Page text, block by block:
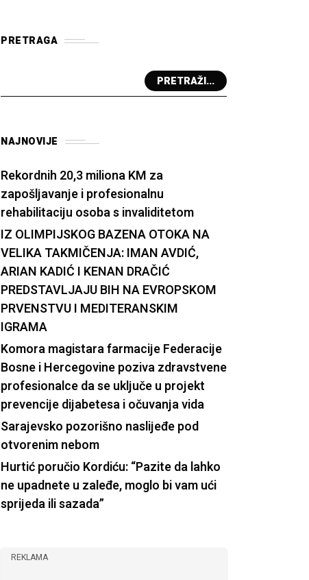
PRETRAGA
PRETRAŽI...
NAJNOVIJE
Rekordnih 20,3 miliona KM za
zapošljavanje i profesionalnu
rehabilitaciju osoba s invaliditetom
IZ OLIMPIJSKOG BAZENA OTOKA NA
VELIKA TAKMIČENJA: IMAN AVDIĆ,
ARIAN KADIĆ I KENAN DRAČIĆ
PREDSTAVLJAJU BIH NA EVROPSKOM
PRVENSTVU I MEDITERANSKIM
IGRAMA
Komora magistara farmacije Federacije
Bosne i Hercegovine poziva zdravstvene
profesionalce da se uključe u projekt
prevencije dijabetesa i očuvanja vida
Sarajevsko pozorišno naslijeđe pod
otvorenim nebom
Hurtić poručio Kordiću: “Pazite da lahko
ne upadnete u zaleđe, moglo bi vam ući
sprijeda ili sazada”
REKLAMA